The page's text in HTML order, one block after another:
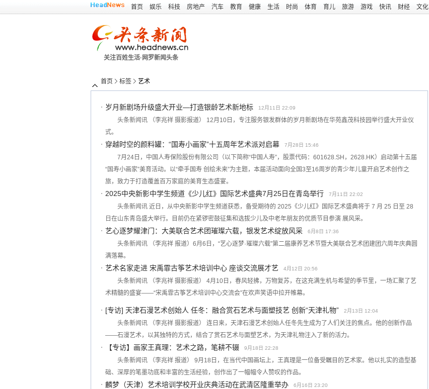
首页 娱乐 科技 房地产 汽车 教育 健康 生活 时尚 体育 育儿 旅游 游戏 快讯 财经 文化
关注百姓生活·网罗新闻头条
首页 标签 艺术
岁月新剧场升级盛大开业—打造银龄艺术新地标 12月11日 22:09
头条新闻讯 （李兆祥 摄影报道） 12月10日，专注服务银发群体的岁月新剧场在华苑鑫茂科技园举行盛大开业仪
式。
穿越时空的颜料罐：“国寿小画家”十五周年艺术派对启幕 7月28日 15:46
7月24日，中国人寿保险股份有限公司（以下简称“中国人寿”，股票代码：601628.SH，2628.HK）启动第十五届
“国寿小画家”美育活动。以“牵手国寿 创绘未来”为主题，本届活动面向全国3至16周岁的青少年儿童开启艺术创作之
旅，致力于打造覆盖百万家庭的美育生态盛宴。
2025中央新影中学生频道《少儿红》国际艺术盛典7月25日在青岛举行 7月11日 22:02
头条新闻讯 近日，从中央新影中学生频道获悉，备受期待的 2025《少儿红》国际艺术盛典将于 7 月 25 日至 28
日在山东青岛盛大举行。目前仍在紧锣密鼓征集和选拔少儿及中老年朋友的优质节目参演 展风采。
艺心逐梦耀津门：大美联合艺术团璀璨六载，银发艺术绽放风采 6月8日 17:36
头条新闻讯 （李兆祥 报道）6月6日，“艺心逐梦·璀璨六载”第二届康养艺术节暨大美联合艺术团建团六周年庆典圆
满落幕。
艺术名家走进 宋禹霏古筝艺术培训中心 座谈交流展才艺 4月12日 20:56
头条新闻讯 （李兆祥 摄影报道） 4月10日，春风轻拂，万物复苏，在这充满生机与希望的季节里，一场汇聚了艺
术精髓的盛宴——“宋禹霏古筝艺术培训中心交流会”在欢声笑语中拉开帷幕。
[专访] 天津石漫艺术创始人 任冬：融合赏石艺术与面塑技艺 创新“天津礼物” 2月13日 12:04
头条新闻讯 （李兆祥 摄影报道） 连日来，天津石漫艺术创始人任冬先生成为了人们关注的焦点。他的创新作品
——石漫艺术，以其独特的方式，结合了赏石艺术与面塑艺术，为天津礼物注入了新的活力。
【专访】画家王真理：艺术之路，笔耕不辍 9月18日 22:28
头条新闻讯 （李兆祥 报道） 9月18日，在当代中国画坛上，王真理是一位备受瞩目的艺术家。他以扎实的造型基
础、深厚的笔墨功底和丰富的生活经验，创作出了一幅幅令人赞叹的作品。
麟梦（天津）艺术培训学校开业庆典活动在武清区隆重举办 6月16日 23:20